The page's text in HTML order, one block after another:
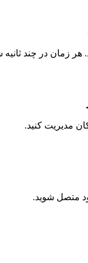
زمان در چند ثانیه
مدیریت کنید.